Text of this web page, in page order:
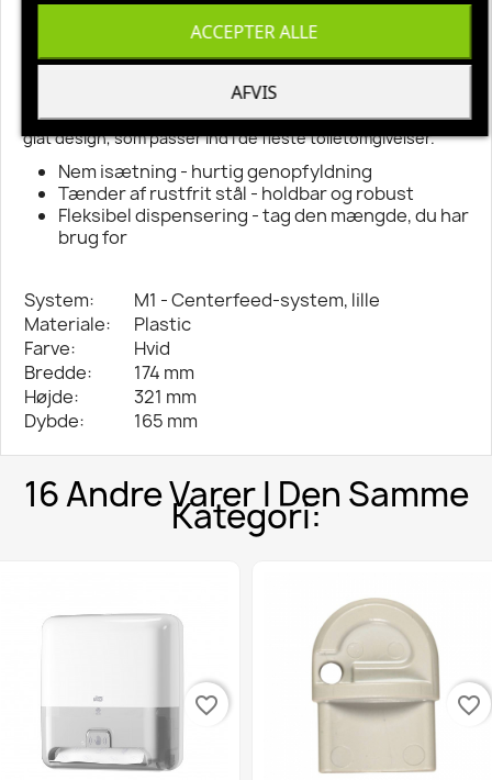
papir og dispenseren kan betjenes med én hånd.
Er velegnet til områder, hvor den både skal bruges til
håndaftørring og lettere aftørring af overflader, som fx i
Tork Elevation er en funktionel dispenserserie i moderne,
glat design, som passer ind i de fleste toiletomgivelser.
Nem isætning - hurtig genopfyldning
Tænder af rustfrit stål - holdbar og robust
Fleksibel dispensering - tag den mængde, du har
brug for
System:
M1 - Centerfeed-system, lille
Materiale:
Plastic
Farve:
Hvid
Bredde:
174 mm
Højde:
321 mm
Dybde:
165 mm
16 Andre Varer I Den Samme
Kategori:
favorite_border favorite_border
AFVIS
ACCEPTER ALLE